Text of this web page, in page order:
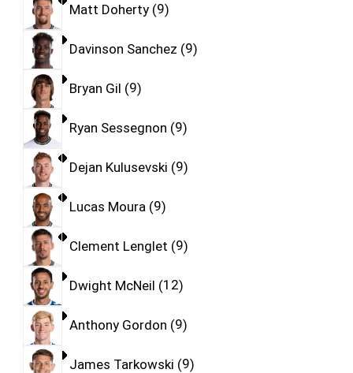
Matt Doherty 9
Davinson Sanchez 9
Bryan Gil 9
Ryan Sessegnon 9
Dejan Kulusevski 9
Lucas Moura 9
Clement Lenglet 9
Dwight McNeil 12
Anthony Gordon 9
James Tarkowski 9